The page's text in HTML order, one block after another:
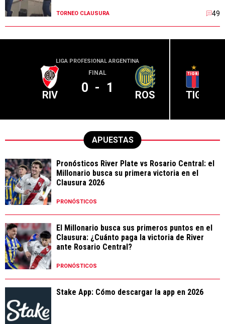
TORNEO CLAUSURA 49
LIGA PROFESIONAL ARGENTINA
RIV
FINAL
0 - 1 ROS TIG
APUESTAS
Pronósticos River Plate vs Rosario Central: el
Millonario busca su primera victoria en el
Clausura 2026
PRONÓSTICOS
El Millonario busca sus primeros puntos en el
Clausura: ¿Cuánto paga la victoria de River
ante Rosario Central?
PRONÓSTICOS
Stake App: Cómo descargar la app en 2026